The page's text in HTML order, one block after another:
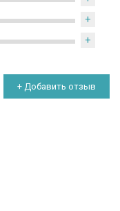
+
+
+ Добавить отзыв